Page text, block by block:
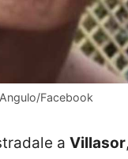
Facebook
a Villasor